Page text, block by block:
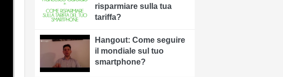
risparmiare sulla tua
tariffa?
Hangout: Come seguire
il mondiale sul tuo
smartphone?